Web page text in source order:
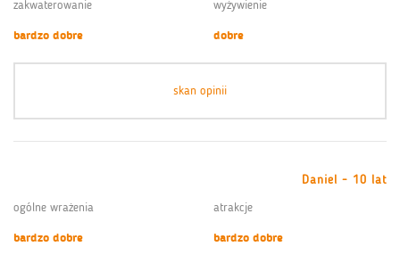
zakwaterowanie
bardzo dobre
wyżywienie
dobre
skan opinii
Daniel - 10 lat
ogólne wrażenia
bardzo dobre
atrakcje
bardzo dobre